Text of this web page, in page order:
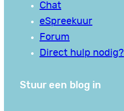
Chat
eSpreekuur
Forum
Direct hulp nodig?
Stuur een blog in